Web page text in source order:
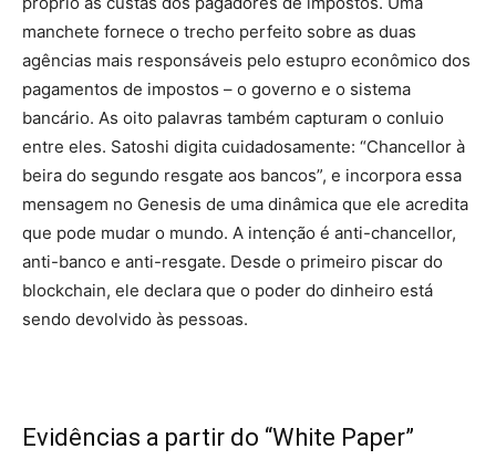
manchete fornece o trecho perfeito sobre as duas
agências mais responsáveis pelo estupro econômico dos
pagamentos de impostos – o governo e o sistema
bancário. As oito palavras também capturam o conluio
entre eles. Satoshi digita cuidadosamente: “Chancellor à
beira do segundo resgate aos bancos”, e incorpora essa
mensagem no Genesis de uma dinâmica que ele acredita
que pode mudar o mundo. A intenção é anti-chancellor,
anti-banco e anti-resgate. Desde o primeiro piscar do
blockchain, ele declara que o poder do dinheiro está
sendo devolvido às pessoas.
Evidências a partir do “White Paper”